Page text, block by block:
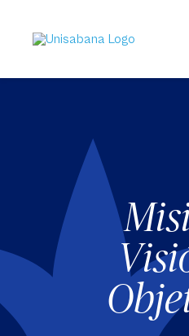
contenido
principal